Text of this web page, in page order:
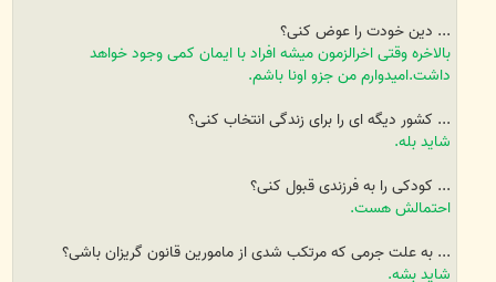
... دین خودت را عوض کنی؟
بالاخره وقتی اخرالزمون میشه افراد با ایمان کمی وجود خواهد
داشت.امیدوارم من جزو اونا باشم.
... کشور دیگه ای را برای زندگی انتخاب کنی؟
شاید بله.
... کودکی را به فرزندی قبول کنی؟
احتمالش هست.
... به علت جرمی که مرتکب شدی از مامورین قانون گریزان باشی؟
شاید بشه.